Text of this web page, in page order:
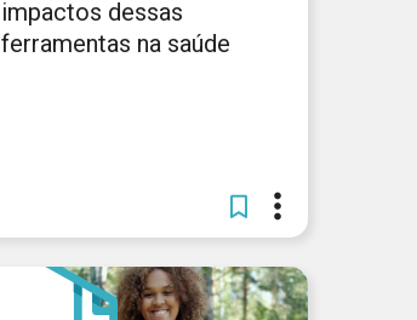
impactos dessas
ferramentas na saúde